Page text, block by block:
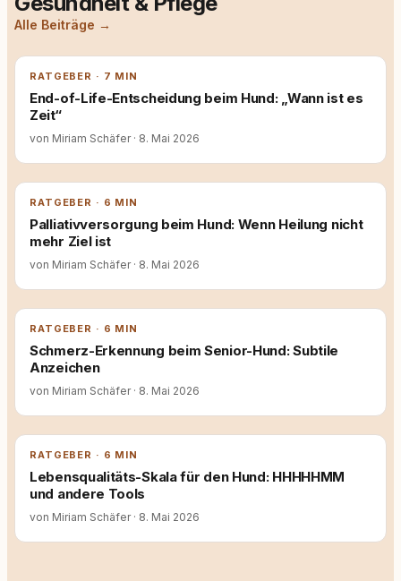
Alle Beiträge →
RATGEBER · 7 MIN
End-of-Life-Entscheidung beim Hund: „Wann ist es
Zeit“
von Miriam Schäfer · 8. Mai 2026
RATGEBER · 6 MIN
Palliativversorgung beim Hund: Wenn Heilung nicht
mehr Ziel ist
von Miriam Schäfer · 8. Mai 2026
RATGEBER · 6 MIN
Schmerz-Erkennung beim Senior-Hund: Subtile
Anzeichen
von Miriam Schäfer · 8. Mai 2026
RATGEBER · 6 MIN
Lebensqualitäts-Skala für den Hund: HHHHHMM
und andere Tools
von Miriam Schäfer · 8. Mai 2026